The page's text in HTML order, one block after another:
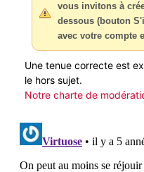
vous invitons à
dessous (bouton
avec votre compte
Une tenue correcte est
le hors sujet.
Notre charte de